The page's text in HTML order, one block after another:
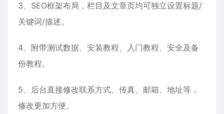
3、SEO框架布局，栏目及文章页均可独立设置标题/
关键词/描述。
4、附带测试数据、安装教程、入门教程、安全及备
份教程。
5、后台直接修改联系方式、传真、邮箱、地址等，
修改更加方便。